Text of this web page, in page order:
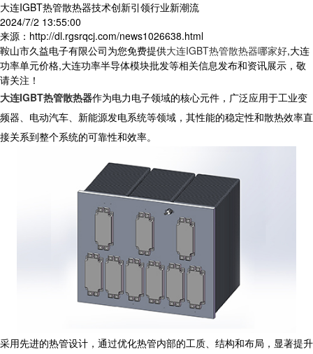
大连IGBT热管散热器技术创新引领行业新潮流
2024/7/2 13:55:00
来源：http://dl.rgsrqcj.com/news1026638.html
鞍山市久益电子有限公司为您免费提供大连IGBT热管散热器哪家好,大连
功率单元价格,大连功率半导体模块批发等相关信息发布和资讯展示，敬
请关注！
大连IGBT热管散热器作为电力电子领域的核心元件，广泛应用于工业变
频器、电动汽车、新能源发电系统等领域，其性能的稳定性和散热效率直
接关系到整个系统的可靠性和效率。
采用先进的热管设计，通过优化热管内部的工质、结构和布局，显著提升